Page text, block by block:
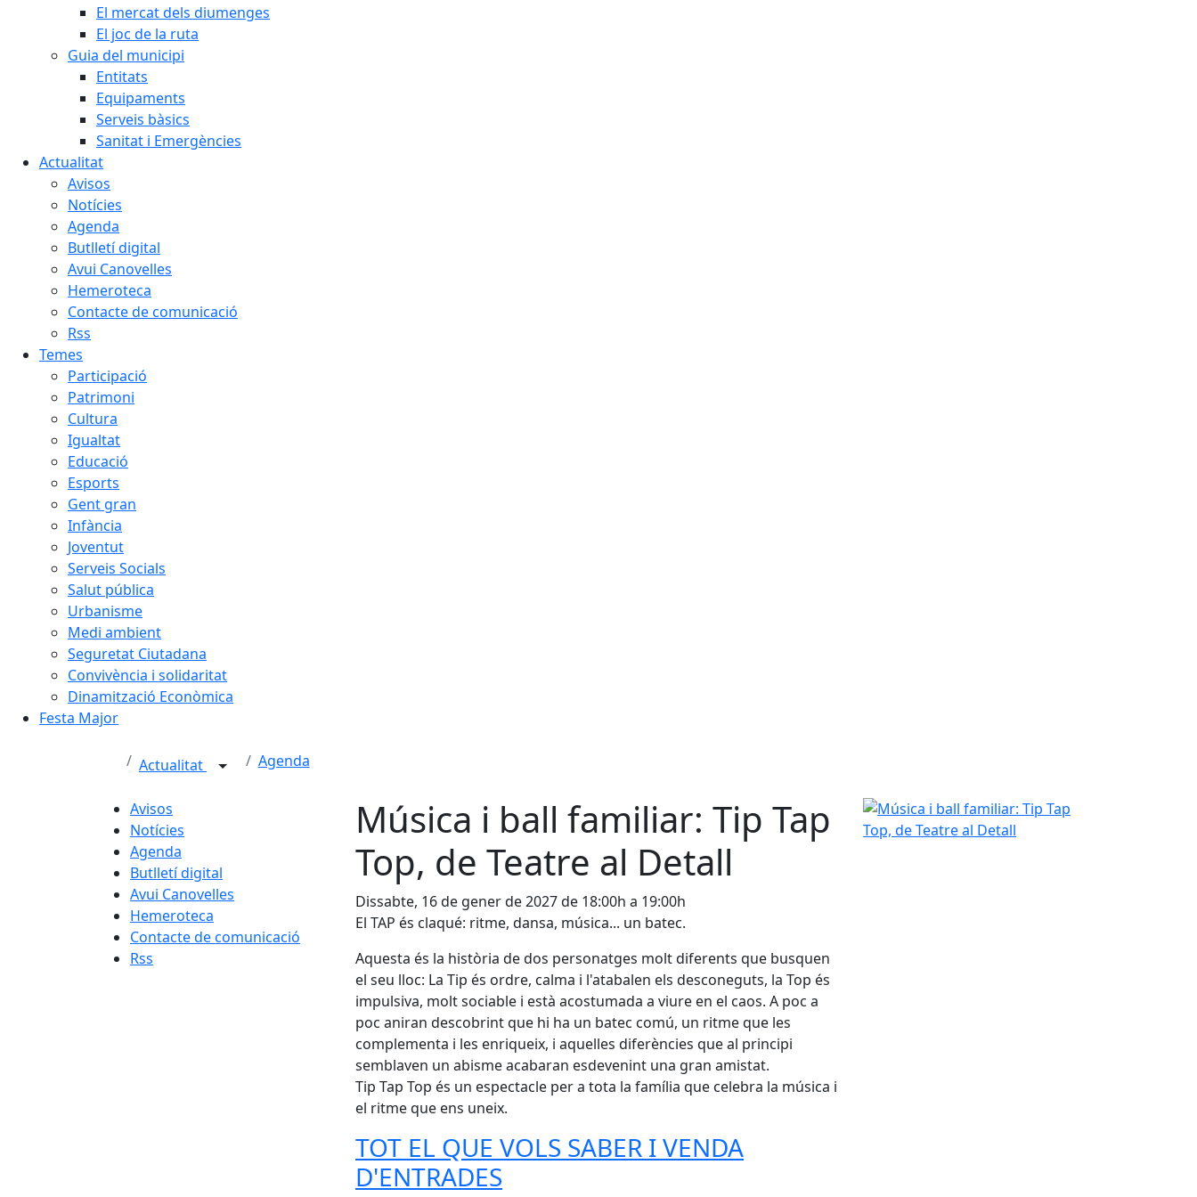
El mercat dels diumenges
El joc de la ruta
Guia del municipi
Entitats
Equipaments
Serveis bàsics
Sanitat i Emergències
Actualitat
Avisos
Notícies
Agenda
Butlletí digital
Avui Canovelles
Hemeroteca
Contacte de comunicació
Rss
Temes
Participació
Patrimoni
Cultura
Igualtat
Educació
Esports
Gent gran
Infància
Joventut
Serveis Socials
Salut pública
Urbanisme
Medi ambient
Seguretat Ciutadana
Convivència i solidaritat
Dinamització Econòmica
Festa Major
Actualitat Agenda
Avisos
Notícies
Agenda
Butlletí digital
Avui Canovelles
Hemeroteca
Contacte de comunicació
Rss
Música i ball familiar: Tip Tap
Top, de Teatre al Detall
Dissabte, 16 de gener de 2027 de 18:00h a 19:00h
El TAP és claqué: ritme, dansa, música... un batec.
Aquesta és la història de dos personatges molt diferents que busquen
el seu lloc: La Tip és ordre, calma i l'atabalen els desconeguts, la Top és
impulsiva, molt sociable i està acostumada a viure en el caos. A poc a
poc aniran descobrint que hi ha un batec comú, un ritme que les
complementa i les enriqueix, i aquelles diferències que al principi
semblaven un abisme acabaran esdevenint una gran amistat.
Tip Tap Top és un espectacle per a tota la família que celebra la música i
el ritme que ens uneix.
TOT EL QUE VOLS SABER I VENDA
D'ENTRADES
Música i ball familiar: Tip Tap Top, de Teatre al